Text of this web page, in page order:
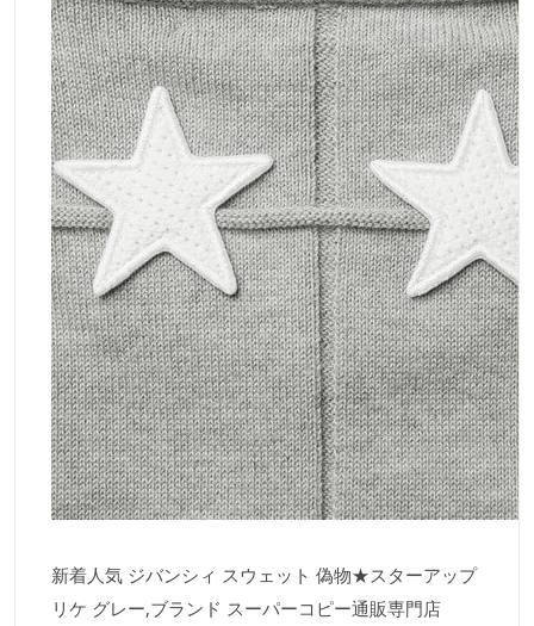
​新着人気 ジバンシィ スウェット 偽物★スターアップ
リケ グレー,ブランド スーパーコピー通販専門店